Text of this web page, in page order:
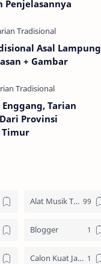
Penjelasannya
Asal Lampung
+ Gambar
Tarian
Provinsi
Alat Musik Tradisional
Blogger
Calon Kuat Jadi Panglima TNI